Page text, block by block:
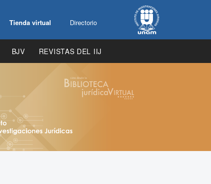
Tienda virtual Directorio
BJV REVISTAS DEL IIJ